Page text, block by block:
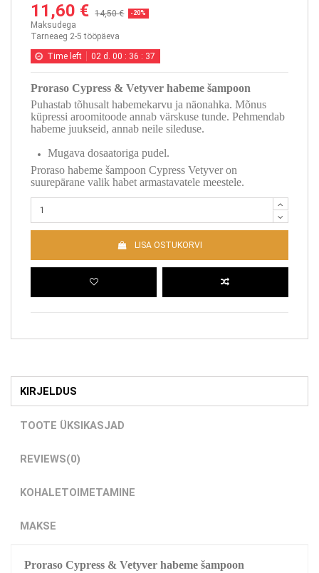
11,60 € 14,50 € -20%
Maksudega
Tarneaeg 2-5 tööpäeva
Time left
02 d. 00 : 36 : 36
Proraso Cypress & Vetyver habeme šampoon
Puhastab tõhusalt habemekarvu ja näonahka. Mõnus
küpressi aroomitoode annab värskuse tunde. Pehmendab
habeme juukseid, annab neile sileduse.
Mugava dosaatoriga pudel.
Proraso habeme šampoon Cypress Vetyver on
suurepärane valik habet armastavatele meestele.
LISA OSTUKORVI
KIRJELDUS
TOOTE ÜKSIKASJAD
REVIEWS(0)
KOHALETOIMETAMINE
MAKSE
Proraso Cypress & Vetyver habeme šampoon